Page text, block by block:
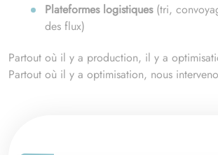
Plateformes logistiques(tri,
des flux)
Partout où il y a production, il y a
Partout où il y a optimisation, nous